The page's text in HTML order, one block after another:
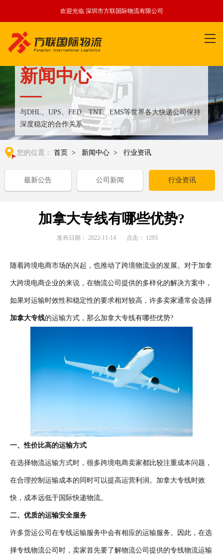
欢迎光临 深圳市方联国际物流有限公司
新闻中心
与DHL、UPS、FED、TNT、EMS等世界各大快递公司保持
深度稳定的合作关系
整合全球优质物流运输资源,满足国内外客户更多个性化需求
您的位置： 首页 > 新闻中心 > 行业资讯
最新公告 公司新闻 行业资讯
加拿大专线有哪些优势?
发布日期： 2022-11-14 点击： 1293
随着跨境电商市场的兴起，也推动了跨境物流业的发展。对于加拿
大跨境电商企业的来说，在物流公司提供的多样化的解决方案中，
如果对运输时效性和稳定性的要求相对较高，许多卖家通常会选择
加拿大专线的运输方式，那么加拿大专线有哪些优势?
一、性价比高的运输方式
在选择物流运输方式时，很多跨境电商卖家都比较注重成本问题，
在合理控制运输成本的同时可以提高运营利润。加拿大专线时效
快，成本远低于国际快递物流。
二、优质的运输安全服务
许多货运公司在专线运输服务中会有相应的运输服务。因此，在选
择专线物流公司时，卖家首先要了解物流公司提供的专线物流运输